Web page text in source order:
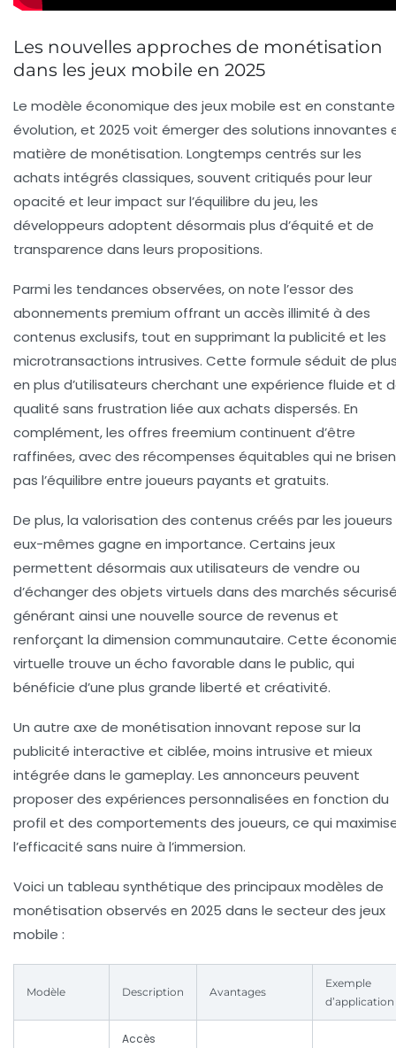
Les nouvelles approches de monétisation
dans les jeux mobile en 2025
Le modèle économique des jeux mobile est en constante
évolution, et 2025 voit émerger des solutions innovantes
matière de monétisation. Longtemps centrés sur les
achats intégrés classiques, souvent critiqués pour leur
opacité et leur impact sur l’équilibre du jeu, les
développeurs adoptent désormais plus d’équité et de
transparence dans leurs propositions.
Parmi les tendances observées, on note l’essor des
abonnements premium offrant un accès illimité à des
contenus exclusifs, tout en supprimant la publicité et les
microtransactions intrusives. Cette formule séduit de
en plus d’utilisateurs cherchant une expérience fluide et
qualité sans frustration liée aux achats dispersés. En
complément, les offres freemium continuent d’être
raffinées, avec des récompenses équitables qui ne
pas l’équilibre entre joueurs payants et gratuits.
De plus, la valorisation des contenus créés par les joueurs
eux-mêmes gagne en importance. Certains jeux
permettent désormais aux utilisateurs de vendre ou
d’échanger des objets virtuels dans des marchés
générant ainsi une nouvelle source de revenus et
renforçant la dimension communautaire. Cette
virtuelle trouve un écho favorable dans le public, qui
bénéficie d’une plus grande liberté et créativité.
Un autre axe de monétisation innovant repose sur la
publicité interactive et ciblée, moins intrusive et mieux
intégrée dans le gameplay. Les annonceurs peuvent
proposer des expériences personnalisées en fonction du
profil et des comportements des joueurs, ce qui
l’efficacité sans nuire à l’immersion.
Voici un tableau synthétique des principaux modèles de
monétisation observés en 2025 dans le secteur des jeux
mobile :
Modèle Description Avantages
Exemple
d’application
Accès